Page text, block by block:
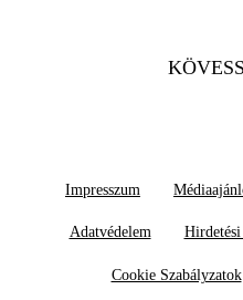
Impresszum
Adatvédelem
Cookie Szabályzatok